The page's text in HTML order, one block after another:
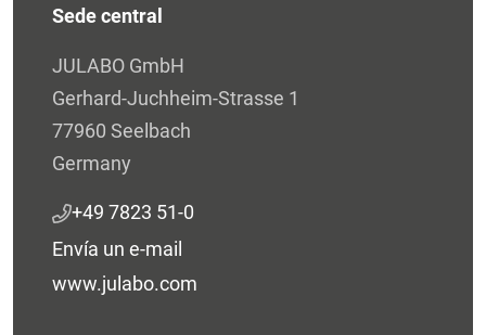
Sede central
JULABO GmbH
Gerhard-Juchheim-Strasse 1
77960 Seelbach
Germany
+49 7823 51-0
Envía un e-mail
www.julabo.com